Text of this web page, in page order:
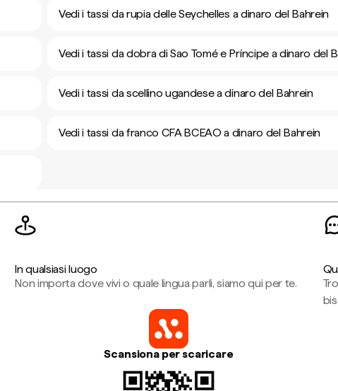
Vedi i tassi da rupia delle Seychelles a dinaro del Bahrein
Vedi i tassi da dobra di Sao Tomé e Príncipe a dinaro del
Vedi i tassi da scellino ugandese a dinaro del Bahrein
Vedi i tassi da franco CFA BCEAO a dinaro del Bahrein
In qualsiasi luogo
Non importa dove vivi o quale lingua parli, siamo qui per te.
Scansiona per scaricare